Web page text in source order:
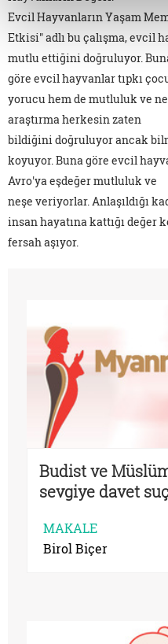
Evcil Hayvanların Yaşam
Etkisi" adlı bu çalışma, evcil
mutlu ettiğini doğruluyor.
göre evcil hayvanlar tıpkı
yorucu hem de mutluluk ve
araştırma herkesin zaten
bildiğini doğruluyor ancak
koyuyor. Buna göre evcil
Avro'ya eşdeğer mutluluk ve
neşe veriyorlar. Anlaşıldığı
insan hayatına kattığı
fersah aşıyor.
Budist ve
sevgiye davet
MAKALE
Birol Biçer